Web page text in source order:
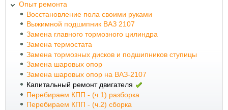
Опыт ремонта
Восстановление пола своими руками
Выжимной подшипник ВАЗ 2107
Замена главного тормозного цилиндра
Замена термостата
Замена тормозных дисков и подшипников ступицы
Замена шаровых опор
Замена шаровых опор на ВАЗ-2107
Капитальный ремонт двигателя
Перебираем КПП - (ч.1) разборка
Перебираем КПП - (ч.2) сборка